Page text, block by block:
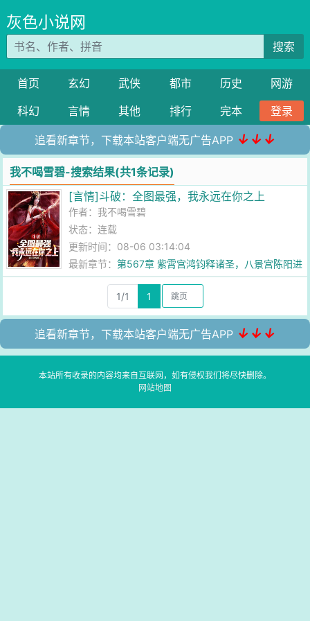
灰色小说网
搜索
首页 玄幻 武侠 都市 历史
网游
科幻
言情 其他 排行 完本 登录
追看新章节，下载本站客户端无广告APP ↓↓↓
我不喝雪碧-搜索结果(共1条记录)
[言情]斗破：全图最强，我永远在你之上
作者：我不喝雪碧
状态：连载
更新时间：08-06 03:14:04
最新章节：第567章 紫霄宫鸿钧释诸圣，八景宫陈阳进
无极！
1/1
1
追看新章节，下载本站客户端无广告APP ↓↓↓
本站所有收录的内容均来自互联网，如有侵权我们将尽快删除。
网站地图